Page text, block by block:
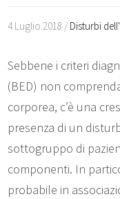
4 Luglio 2018 / Disturbi
Sebbene i criteri
(BED) non
corporea, c’è una
presenza di un
sottogruppo di
componenti. In
probabile in